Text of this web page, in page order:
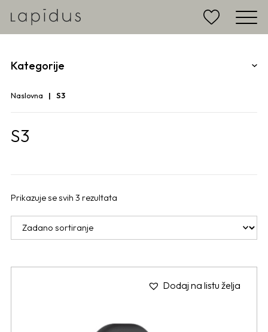
Kategorije
Naslovna S3
S3
Prikazuje se svih 3 rezultata
Dodaj na listu želja